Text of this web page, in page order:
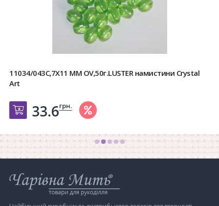
11034/043C,7X11 MM OV,50г.LUSTER намистини Crystal
Art
Добавить в корзину
33.6грн.
Інтернет-
магазин
Мить